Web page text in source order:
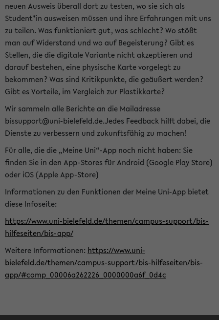
neuen Ausweis überall dort zu testen, wo sie sich als
Student*in ausweisen müssen und ihre Erfahrungen mit uns
zu teilen. Was funktioniert gut, was schlecht? Wo stößt
man auf Widerstand und wo auf Begeisterung? Gibt es
Stellen, die die digitale Variante nicht akzeptieren und
darauf bestehen, eine physische Karte vorgelegt zu
bekommen? Was sind Kritikpunkte, die geäußert werden?
Gibt es Vorteile, im Vergleich zur Plastikkarte?
Wir sammeln alle Berichte an die Mailadresse
bissupport@uni-bielefeld.de.Jedes Feedback hilft dabei, die
Dienste zu verbessern und zukunftsfähig zu machen!
Für alle, die die „Meine Uni“-App noch nicht haben: Sie
finden Sie in den App-Stores für Android (Google Play Store)
oder iOS (Apple App-Store)
Informationen zu den Funktionen der Meine Uni-App bietet
diese Infoseite:
https://www.uni-bielefeld.de/themen/campus-support/bis-
hilfeseiten/bis-app/
Weitere Informationen: https://www.uni-
bielefeld.de/themen/campus-support/bis-hilfeseiten/bis-
app/#comp_00006a262226_0000000a6f_0d4c